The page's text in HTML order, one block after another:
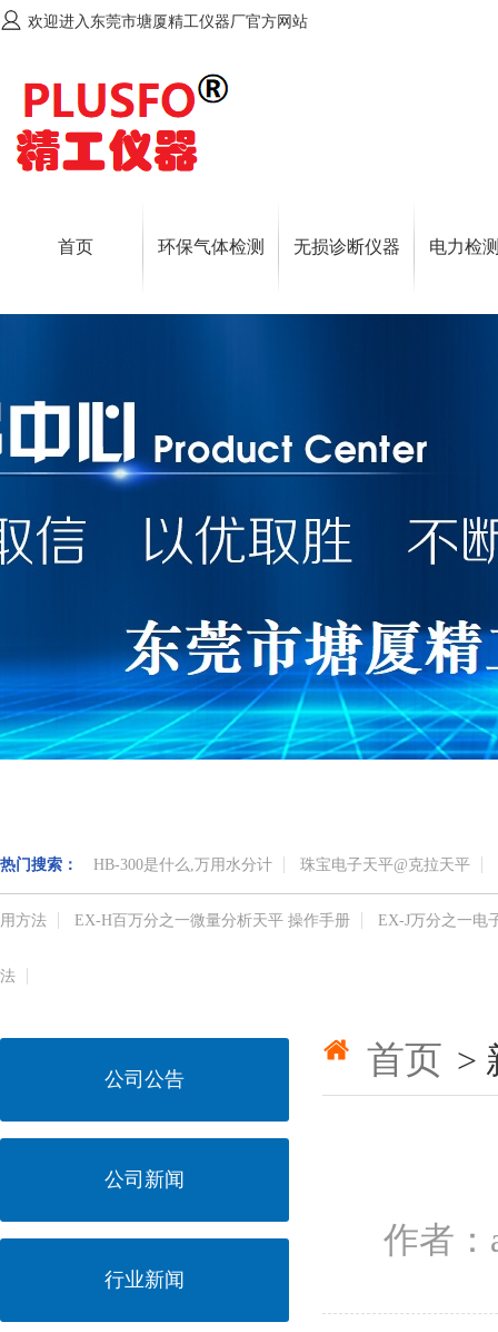
欢迎进入东莞市塘厦精工仪器厂官方网站
首页 环保气体检测 无损诊断仪器 电力检
热门搜索： HB-300是什么,万用水分计 珠宝电子天平@克拉天平
用方法 EX-H百万分之一微量分析天平 操作手册 EX-J万分之一电
法
公司公告
公司新闻
行业新闻
首页 >
作者：